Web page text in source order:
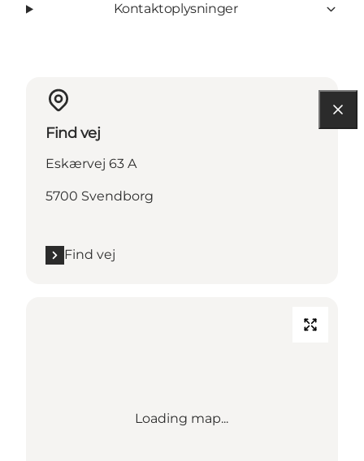
Kontaktoplysninger
Find vej
Eskærvej 63 A
5700 Svendborg
Find vej
Loading map...